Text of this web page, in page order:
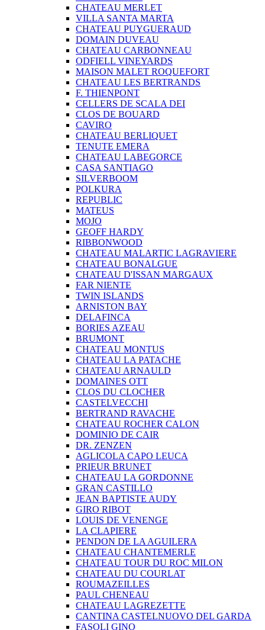
CHATEAU MERLET
VILLA SANTA MARTA
CHATEAU PUYGUERAUD
DOMAIN DUVEAU
CHATEAU CARBONNEAU
ODFIELL VINEYARDS
MAISON MALET ROQUEFORT
CHATEAU LES BERTRANDS
F. THIENPONT
CELLERS DE SCALA DEI
CLOS DE BOUARD
CAVIRO
CHATEAU BERLIQUET
TENUTE EMERA
CHATEAU LABEGORCE
CASA SANTIAGO
SILVERBOOM
POLKURA
REPUBLIC
MATEUS
MOJO
GEOFF HARDY
RIBBONWOOD
CHATEAU MALARTIC LAGRAVIERE
CHATEAU BONALGUE
CHATEAU D'ISSAN MARGAUX
FAR NIENTE
TWIN ISLANDS
ARNISTON BAY
DELAFINCA
BORIES AZEAU
BRUMONT
CHATEAU MONTUS
CHATEAU LA PATACHE
CHATEAU ARNAULD
DOMAINES OTT
CLOS DU CLOCHER
CASTELVECCHI
BERTRAND RAVACHE
CHATEAU ROCHER CALON
DOMINIO DE CAIR
DR. ZENZEN
AGLICOLA CAPO LEUCA
PRIEUR BRUNET
CHATEAU LA GORDONNE
GRAN CASTILLO
JEAN BAPTISTE AUDY
GIRO RIBOT
LOUIS DE VENENGE
LA CLAPIERE
PENDON DE LA AGUILERA
CHATEAU CHANTEMERLE
CHATEAU TOUR DU ROC MILON
CHATEAU DU COURLAT
ROUMAZEILLES
PAUL CHENEAU
CHATEAU LAGREZETTE
CANTINA CASTELNUOVO DEL GARDA
FASOLI GINO